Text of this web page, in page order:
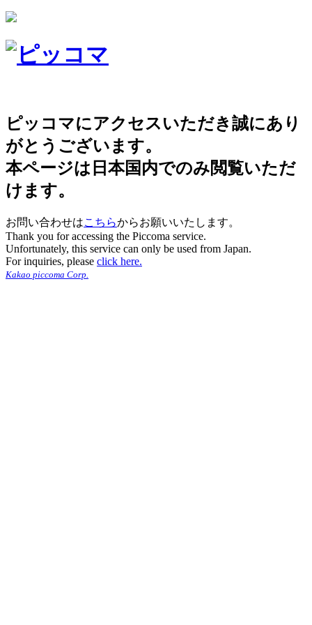
ピッコマにアクセスいただき誠にあり
がとうございます。
本ページは日本国内でのみ閲覧いただ
けます。
お問い合わせはこちらからお願いいたします。
Thank you for accessing the Piccoma service.
Unfortunately, this service can only be used from Japan.
For inquiries, please click here.
Kakao piccoma Corp.